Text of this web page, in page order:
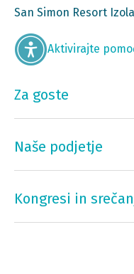
San Simon Resort Izola
Aktivirajte
Za goste
Naše podjetje
Kongresi in